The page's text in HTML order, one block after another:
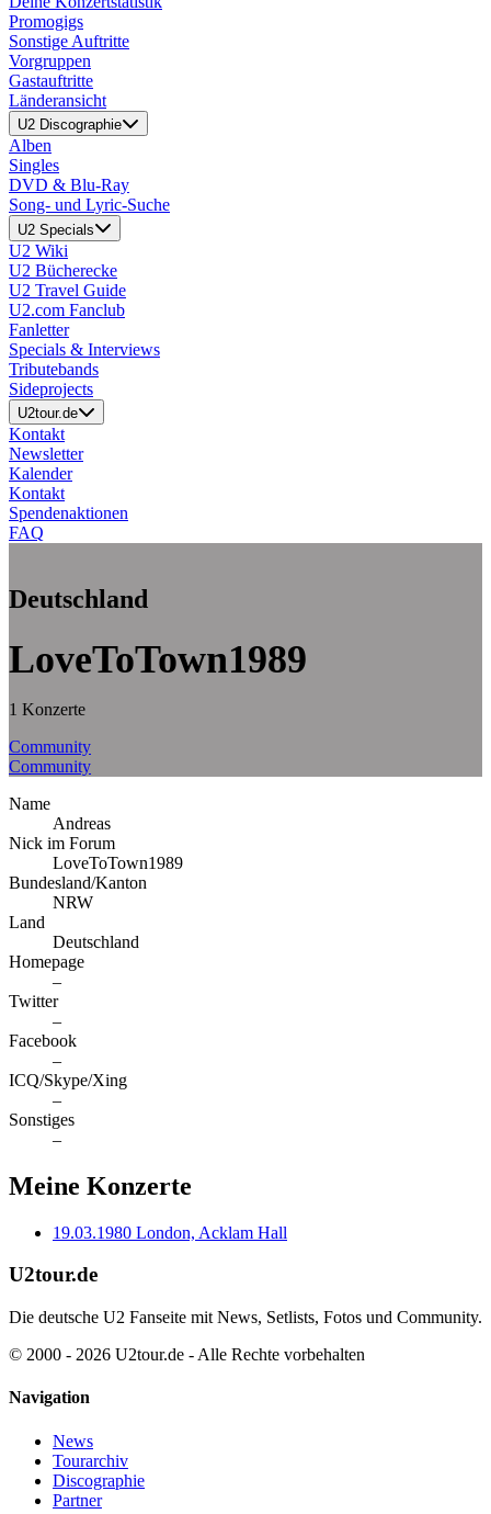
Promogigs
Sonstige Auftritte
Vorgruppen
Gastauftritte
Länderansicht
U2 Discographie
Alben
Singles
DVD & Blu-Ray
Song- und Lyric-Suche
U2 Specials
U2 Wiki
U2 Bücherecke
U2 Travel Guide
U2.com Fanclub
Fanletter
Specials & Interviews
Tributebands
Sideprojects
U2tour.de
Kontakt
Newsletter
Kalender
Kontakt
Spendenaktionen
FAQ
Deutschland
LoveToTown1989
1 Konzerte
Community
Community
Name
Andreas
Nick im Forum
LoveToTown1989
Bundesland/Kanton
NRW
Land
Deutschland
Homepage
–
Twitter
–
Facebook
–
ICQ/Skype/Xing
–
Sonstiges
–
Meine Konzerte
19.03.1980 London, Acklam Hall
U2tour.de
Die deutsche U2 Fanseite mit News, Setlists, Fotos und Community.
© 2000 - 2026 U2tour.de - Alle Rechte vorbehalten
Navigation
News
Tourarchiv
Discographie
Partner